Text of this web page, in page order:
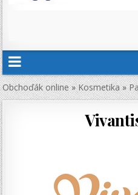
Obchoďák online»Kosmetika»